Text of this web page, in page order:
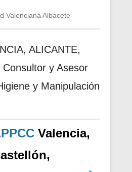
Valenciana Albacete
ALICANTE,
Consultor y Asesor
y Manipulación
Valencia,